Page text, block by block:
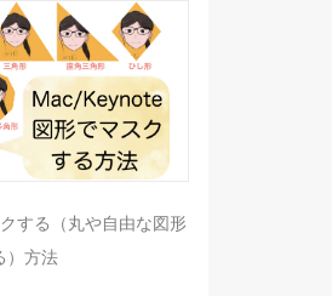
する（丸や自由な図形
）方法